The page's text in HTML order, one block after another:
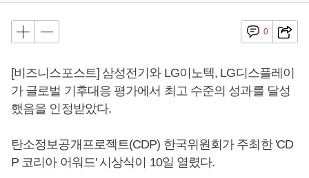
0
[비즈니스포스트] 삼성전기와 LG이노텍, LG디스플레이
가 글로벌 기후대응 평가에서 최고 수준의 성과를 달성
했음을 인정받았다.
탄소정보공개프로젝트(CDP) 한국위원회가 주최한 'CD
P 코리아 어워드' 시상식이 10일 열렸다.